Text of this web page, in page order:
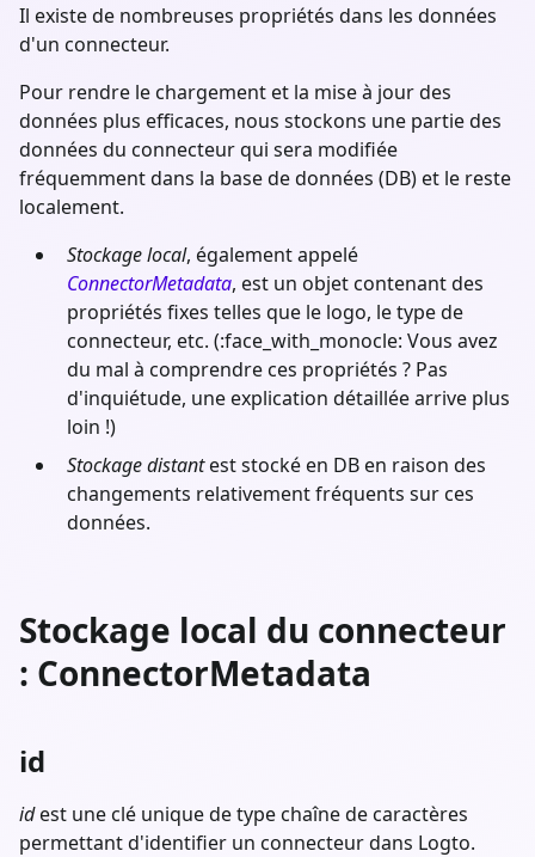
Il existe de nombreuses propriétés dans les données
d'un connecteur.
Pour rendre le chargement et la mise à jour des
données plus efficaces, nous stockons une partie des
données du connecteur qui sera modifiée
fréquemment dans la base de données (DB) et le reste
localement.
Stockage local, également appelé
ConnectorMetadata, est un objet contenant des
propriétés fixes telles que le logo, le type de
connecteur, etc. (:face_with_monocle: Vous avez
du mal à comprendre ces propriétés ? Pas
d'inquiétude, une explication détaillée arrive plus
loin !)
Stockage distantest stocké en DB en raison des
changements relativement fréquents sur ces
données.
Stockage local du connecteur
: ConnectorMetadata
id
idest une clé unique de type chaîne de caractères
permettant d'identifier un connecteur dans Logto.